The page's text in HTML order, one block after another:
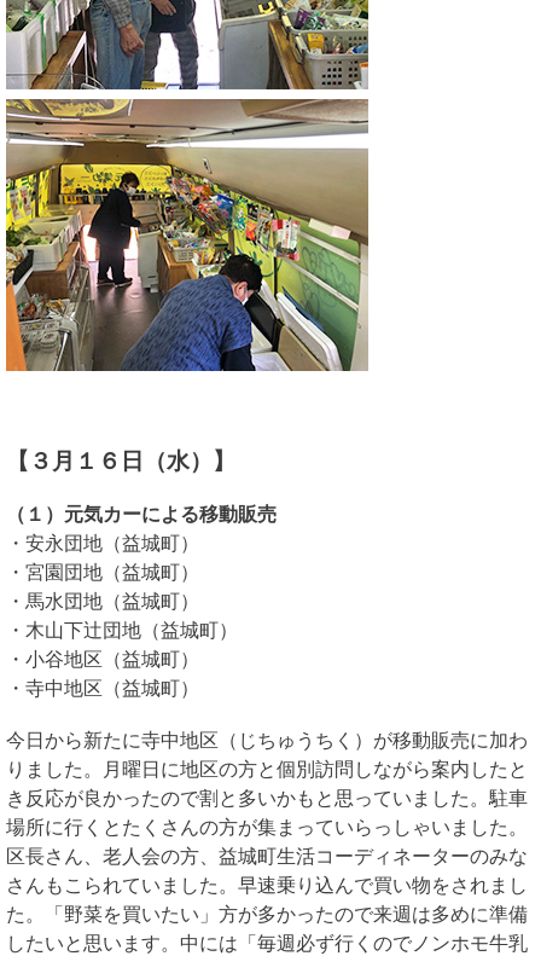
【３月１６日（水）】
（１）元気カーによる移動販売
・安永団地（益城町）
・宮園団地（益城町）
・馬水団地（益城町）
・木山下辻団地（益城町）
・小谷地区（益城町）
・寺中地区（益城町）
今日から新たに寺中地区（じちゅうちく）が移動販売に加わ
りました。月曜日に地区の方と個別訪問しながら案内したと
き反応が良かったので割と多いかもと思っていました。駐車
場所に行くとたくさんの方が集まっていらっしゃいました。
区長さん、老人会の方、益城町生活コーディネーターのみな
さんもこられていました。早速乗り込んで買い物をされまし
た。「野菜を買いたい」方が多かったので来週は多めに準備
したいと思います。中には「毎週必ず行くのでノンホモ牛乳